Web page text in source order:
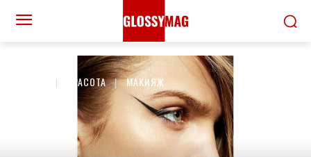
КРАСОТА МАКИЯЖ